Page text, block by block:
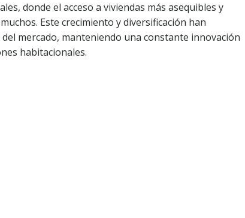
donde el acceso a viviendas más asequibles y
Este crecimiento y diversificación han
mercado, manteniendo una constante innovación
habitacionales.